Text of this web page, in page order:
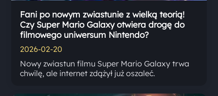
Fani po nowym zwiastunie z wielką teorią!
Czy Super Mario Galaxy otwiera drogę do
filmowego uniwersum Nintendo?
2026-02-20
Nowy zwiastun filmu Super Mario Galaxy trwa
chwilę, ale internet zdążył już oszaleć.